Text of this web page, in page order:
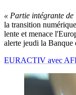
« Partie intégrante de
la transition
lente et menace
alerte jeudi la Banque
EURACTIV avec